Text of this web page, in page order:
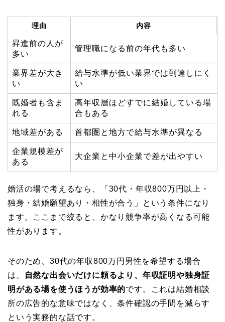
理由 内容
昇進前の人が
多い
管理職になる前の年代も多い
業界差が大き
い
給与水準が低い業界では到達しにく
い
既婚者も含ま
れる
高年収層ほどすでに結婚している場
合もある
地域差がある 首都圏と地方で給与水準が異なる
企業規模差が
ある
大企業と中小企業で差が出やすい
婚活の場で考えるなら、「30代・年収800万円以上・
独身・結婚願望あり・相性が合う」という条件になり
ます。ここまで絞ると、かなり競争率が高くなる可能
性があります。
そのため、30代の年収800万円男性を希望する場合
は、
自然な出会いだけに頼るより、年収証明や独身証
明がある場を使うほうが効率的です。これは結婚相談
所の広告的な意味ではなく、条件確認の手間を減らす
という実務的な話です。